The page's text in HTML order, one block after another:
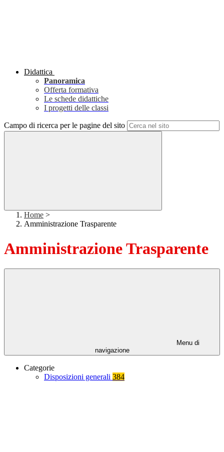
Didattica
Panoramica
Offerta formativa
Le schede didattiche
I progetti delle classi
Campo di ricerca per le pagine del sito
Home >
Amministrazione Trasparente
Amministrazione Trasparente
Menu di
navigazione
Categorie
Disposizioni generali 384